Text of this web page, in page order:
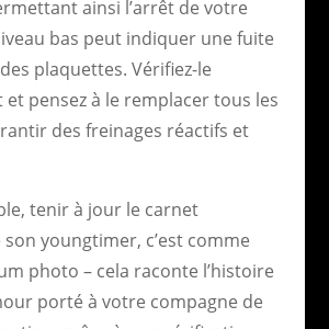
ainsi l’arrêt de votre
bas peut indiquer une fuite
plaquettes. Vérifiez-le
pensez à le remplacer tous les
des freinages réactifs et
tenir à jour le carnet
son youngtimer, c’est comme
photo – cela raconte l’histoire
porté à votre compagne de